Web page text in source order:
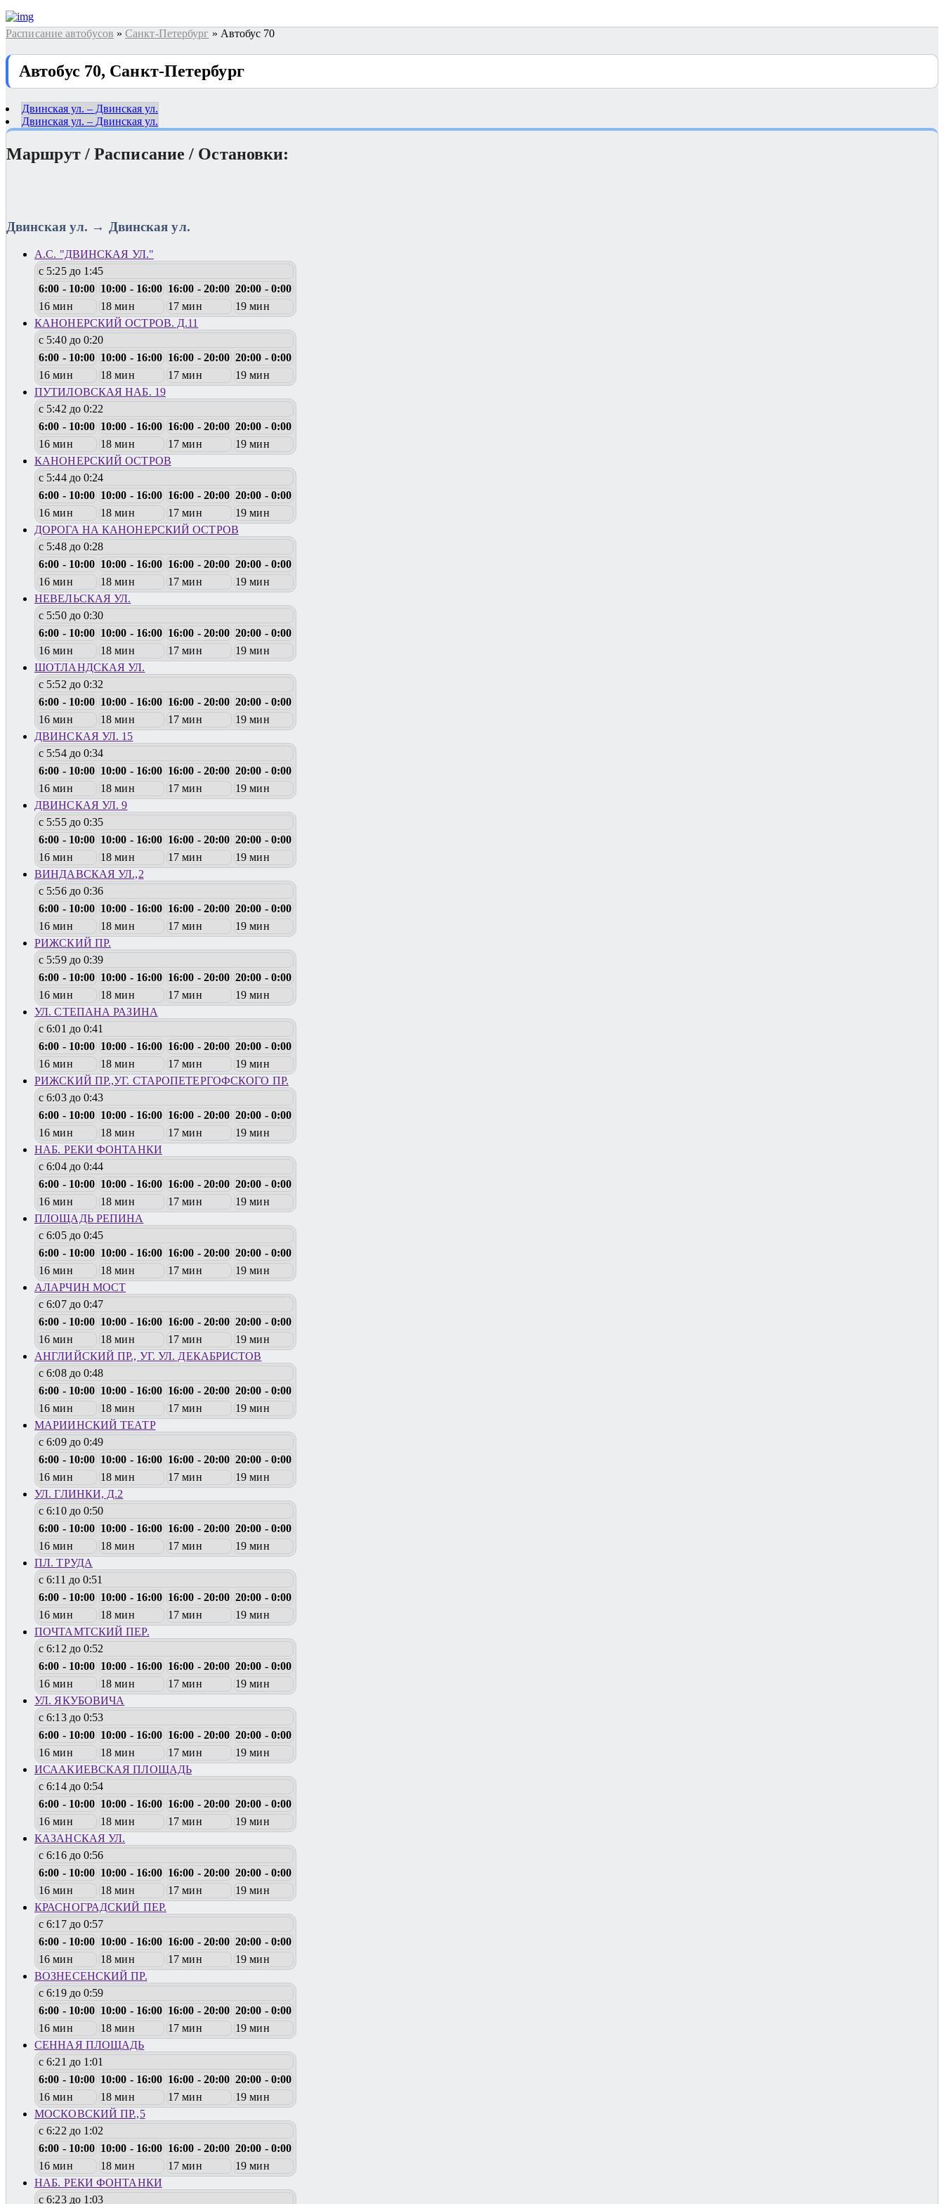
Расписание автобусов » Санкт-Петербург » Автобус 70
Автобус 70, Санкт-Петербург
Двинская ул. – Двинская ул.
Двинская ул. – Двинская ул.
Маршрут / Расписание / Остановки:
Двинская ул. → Двинская ул.
А.С. "ДВИНСКАЯ УЛ."
с 5:25 до 1:45
6:00 - 10:00 10:00 - 16:00 16:00 - 20:00 20:00 - 0:00
16 мин
18 мин 17 мин
19 мин
КАНОНЕРСКИЙ ОСТРОВ. Д.11
с 5:40 до 0:20
6:00 - 10:00 10:00 - 16:00 16:00 - 20:00 20:00 - 0:00
16 мин
18 мин 17 мин
19 мин
ПУТИЛОВСКАЯ НАБ. 19
с 5:42 до 0:22
6:00 - 10:00 10:00 - 16:00 16:00 - 20:00 20:00 - 0:00
16 мин
18 мин 17 мин
19 мин
КАНОНЕРСКИЙ ОСТРОВ
с 5:44 до 0:24
6:00 - 10:00 10:00 - 16:00 16:00 - 20:00 20:00 - 0:00
16 мин
18 мин 17 мин
19 мин
ДОРОГА НА КАНОНЕРСКИЙ ОСТРОВ
с 5:48 до 0:28
6:00 - 10:00 10:00 - 16:00 16:00 - 20:00 20:00 - 0:00
16 мин
18 мин 17 мин
19 мин
НЕВЕЛЬСКАЯ УЛ.
с 5:50 до 0:30
6:00 - 10:00 10:00 - 16:00 16:00 - 20:00 20:00 - 0:00
16 мин
18 мин 17 мин
19 мин
ШОТЛАНДСКАЯ УЛ.
с 5:52 до 0:32
6:00 - 10:00 10:00 - 16:00 16:00 - 20:00 20:00 - 0:00
16 мин
18 мин 17 мин
19 мин
ДВИНСКАЯ УЛ. 15
с 5:54 до 0:34
6:00 - 10:00 10:00 - 16:00 16:00 - 20:00 20:00 - 0:00
16 мин
18 мин 17 мин
19 мин
ДВИНСКАЯ УЛ. 9
с 5:55 до 0:35
6:00 - 10:00 10:00 - 16:00 16:00 - 20:00 20:00 - 0:00
16 мин
18 мин 17 мин
19 мин
ВИНДАВСКАЯ УЛ.,2
с 5:56 до 0:36
6:00 - 10:00 10:00 - 16:00 16:00 - 20:00 20:00 - 0:00
16 мин
18 мин 17 мин
19 мин
РИЖСКИЙ ПР.
с 5:59 до 0:39
6:00 - 10:00 10:00 - 16:00 16:00 - 20:00 20:00 - 0:00
16 мин
18 мин 17 мин
19 мин
УЛ. СТЕПАНА РАЗИНА
с 6:01 до 0:41
6:00 - 10:00 10:00 - 16:00 16:00 - 20:00 20:00 - 0:00
16 мин
18 мин 17 мин
19 мин
РИЖСКИЙ ПР.,УГ. СТАРОПЕТЕРГОФСКОГО ПР.
с 6:03 до 0:43
6:00 - 10:00 10:00 - 16:00 16:00 - 20:00 20:00 - 0:00
16 мин
18 мин 17 мин
19 мин
НАБ. РЕКИ ФОНТАНКИ
с 6:04 до 0:44
6:00 - 10:00 10:00 - 16:00 16:00 - 20:00 20:00 - 0:00
16 мин
18 мин 17 мин
19 мин
ПЛОЩАДЬ РЕПИНА
с 6:05 до 0:45
6:00 - 10:00 10:00 - 16:00 16:00 - 20:00 20:00 - 0:00
16 мин
18 мин 17 мин
19 мин
АЛАРЧИН МОСТ
с 6:07 до 0:47
6:00 - 10:00 10:00 - 16:00 16:00 - 20:00 20:00 - 0:00
16 мин
18 мин 17 мин
19 мин
АНГЛИЙСКИЙ ПР., УГ. УЛ. ДЕКАБРИСТОВ
с 6:08 до 0:48
6:00 - 10:00 10:00 - 16:00 16:00 - 20:00 20:00 - 0:00
16 мин
18 мин 17 мин
19 мин
МАРИИНСКИЙ ТЕАТР
с 6:09 до 0:49
6:00 - 10:00 10:00 - 16:00 16:00 - 20:00 20:00 - 0:00
16 мин
18 мин 17 мин
19 мин
УЛ. ГЛИНКИ, Д.2
с 6:10 до 0:50
6:00 - 10:00 10:00 - 16:00 16:00 - 20:00 20:00 - 0:00
16 мин
18 мин 17 мин
19 мин
ПЛ. ТРУДА
с 6:11 до 0:51
6:00 - 10:00 10:00 - 16:00 16:00 - 20:00 20:00 - 0:00
16 мин
18 мин 17 мин
19 мин
ПОЧТАМТСКИЙ ПЕР.
с 6:12 до 0:52
6:00 - 10:00 10:00 - 16:00 16:00 - 20:00 20:00 - 0:00
16 мин
18 мин 17 мин
19 мин
УЛ. ЯКУБОВИЧА
с 6:13 до 0:53
6:00 - 10:00 10:00 - 16:00 16:00 - 20:00 20:00 - 0:00
16 мин
18 мин 17 мин
19 мин
ИСААКИЕВСКАЯ ПЛОЩАДЬ
с 6:14 до 0:54
6:00 - 10:00 10:00 - 16:00 16:00 - 20:00 20:00 - 0:00
16 мин
18 мин 17 мин
19 мин
КАЗАНСКАЯ УЛ.
с 6:16 до 0:56
6:00 - 10:00 10:00 - 16:00 16:00 - 20:00 20:00 - 0:00
16 мин
18 мин 17 мин
19 мин
КРАСНОГРАДСКИЙ ПЕР.
с 6:17 до 0:57
6:00 - 10:00 10:00 - 16:00 16:00 - 20:00 20:00 - 0:00
16 мин
18 мин 17 мин
19 мин
ВОЗНЕСЕНСКИЙ ПР.
с 6:19 до 0:59
6:00 - 10:00 10:00 - 16:00 16:00 - 20:00 20:00 - 0:00
16 мин
18 мин 17 мин
19 мин
СЕННАЯ ПЛОЩАДЬ
с 6:21 до 1:01
6:00 - 10:00 10:00 - 16:00 16:00 - 20:00 20:00 - 0:00
16 мин
18 мин 17 мин
19 мин
МОСКОВСКИЙ ПР.,5
с 6:22 до 1:02
6:00 - 10:00 10:00 - 16:00 16:00 - 20:00 20:00 - 0:00
16 мин
18 мин 17 мин
19 мин
НАБ. РЕКИ ФОНТАНКИ
с 6:23 до 1:03